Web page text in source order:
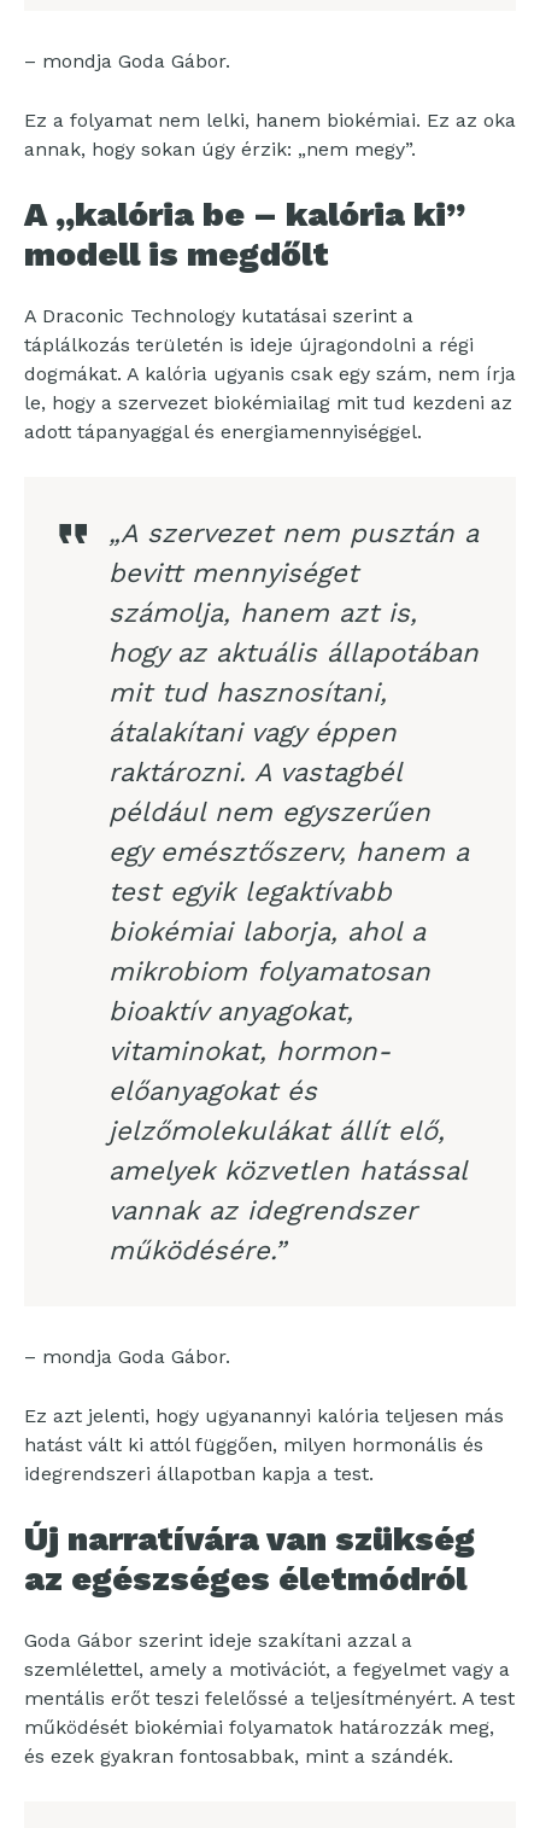
– mondja Goda Gábor.
Ez a folyamat nem lelki, hanem biokémiai. Ez az oka
annak, hogy sokan úgy érzik: „nem megy”.
A „kalória be – kalória ki”
modell is megdőlt
A Draconic Technology kutatásai szerint a
táplálkozás területén is ideje újragondolni a régi
dogmákat. A kalória ugyanis csak egy szám, nem írja
le, hogy a szervezet biokémiailag mit tud kezdeni az
adott tápanyaggal és energiamennyiséggel.
„A szervezet nem pusztán a
bevitt mennyiséget
számolja, hanem azt is,
hogy az aktuális állapotában
mit tud hasznosítani,
átalakítani vagy éppen
raktározni. A vastagbél
például nem egyszerűen
egy emésztőszerv, hanem a
test egyik legaktívabb
biokémiai laborja, ahol a
mikrobiom folyamatosan
bioaktív anyagokat,
vitaminokat, hormon-
előanyagokat és
jelzőmolekulákat állít elő,
amelyek közvetlen hatással
vannak az idegrendszer
működésére.”
– mondja Goda Gábor.
Ez azt jelenti, hogy ugyanannyi kalória teljesen más
hatást vált ki attól függően, milyen hormonális és
idegrendszeri állapotban kapja a test.
Új narratívára van szükség
az egészséges életmódról
Goda Gábor szerint ideje szakítani azzal a
szemlélettel, amely a motivációt, a fegyelmet vagy a
mentális erőt teszi felelőssé a teljesítményért. A test
működését biokémiai folyamatok határozzák meg,
és ezek gyakran fontosabbak, mint a szándék.